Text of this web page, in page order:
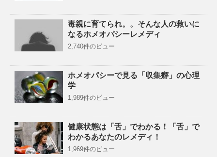
毒親に育てられ。。そんな人の救いに
なるホメオパシーレメディ
2,740件のビュー
ホメオパシーで見る「収集癖」の心理
学
1,989件のビュー
健康状態は「舌」でわかる！「舌」で
わかるあなたのレメディ！
1,969件のビュー